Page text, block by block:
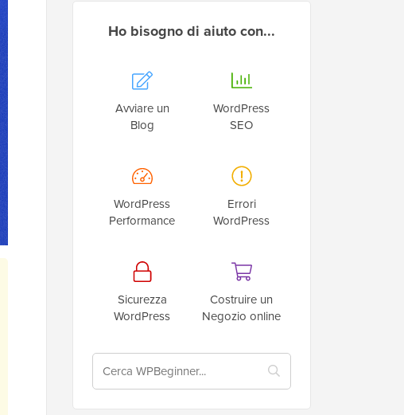
Ho bisogno di aiuto con...
Avviare un
Blog
WordPress
SEO
WordPress
Performance
Errori
WordPress
Sicurezza
WordPress
Costruire un
Negozio online